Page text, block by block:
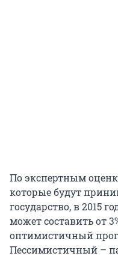
По экспертным
которые будут
государство, в 2015
может составить от
оптимистичный
Пессимистичный –